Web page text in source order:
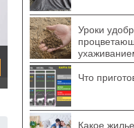
Уроки
Что
Какое